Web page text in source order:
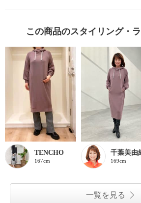
この商品のスタイリング・
TENCHO
167cm
千葉美由
169cm
一覧を見る